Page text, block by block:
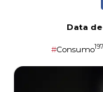
Data
#Consumo197